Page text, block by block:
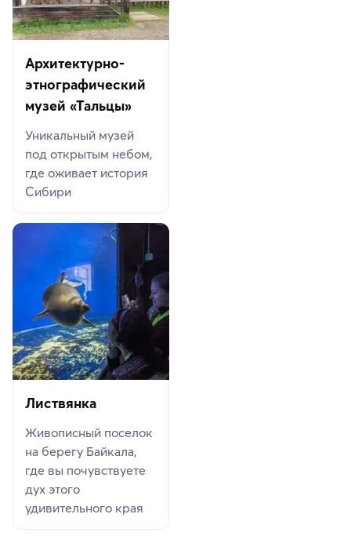
Архитектурно-
этнографический
музей «Тальцы»
Уникальный музей
под открытым небом,
где оживает история
Сибири
Листвянка
Живописный поселок
на берегу Байкала,
где вы почувствуете
дух этого
удивительного края